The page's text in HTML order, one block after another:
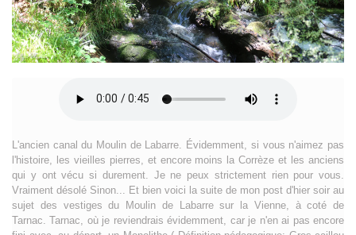
L'ancien canal du Moulin de Labarre. Évidemment, si vous n'aimez pas
l'histoire, les vieilles pierres, et encore moins la Corrèze et les anciens
qui y ont vécu si durement. Je ne peux strictement rien pour vous.
Vraiment désolé Sinon... Et bien voici la suite de mon post d'hier soir au
sujet des vestiges du Moulin de Labarre sur la Vienne, à coté de
Tarnac. Tarnac, où je reviendrais évidemment, car je n'en ai pas encore